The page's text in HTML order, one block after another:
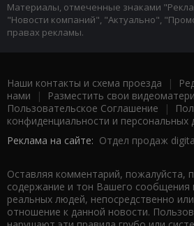
Материалы, отмеченные знаками
"Новости компаний", "Актуально",
правах рекламы.
Наши контакты и схема проезда |
нами | Разместить свои
Пользовательское Соглашение |
конфиденциальности и персональных
Реклама на сайте: Отдел продаж
Оставляя комментарий, пожалуйста,
содержание и тон Вашего сообщения
реальных людей, непосредственно
отношение к данной новости.